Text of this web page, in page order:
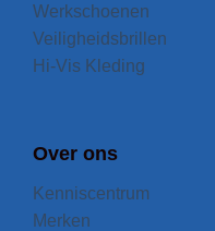
Werkschoenen
Veiligheidsbrillen
Hi-Vis Kleding
Over ons
Kenniscentrum
Merken